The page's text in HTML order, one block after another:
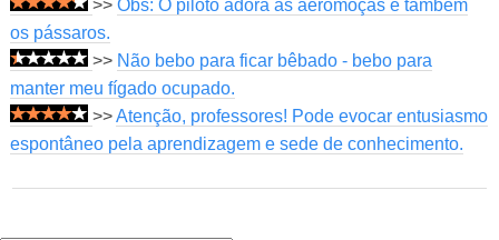
>> Obs: O piloto adora as aeromoças e também
os pássaros.
>> Não bebo para ficar bêbado - bebo para
manter meu fígado ocupado.
>>Atenção, professores! Pode evocar entusiasmo
espontâneo pela aprendizagem e sede de conhecimento.